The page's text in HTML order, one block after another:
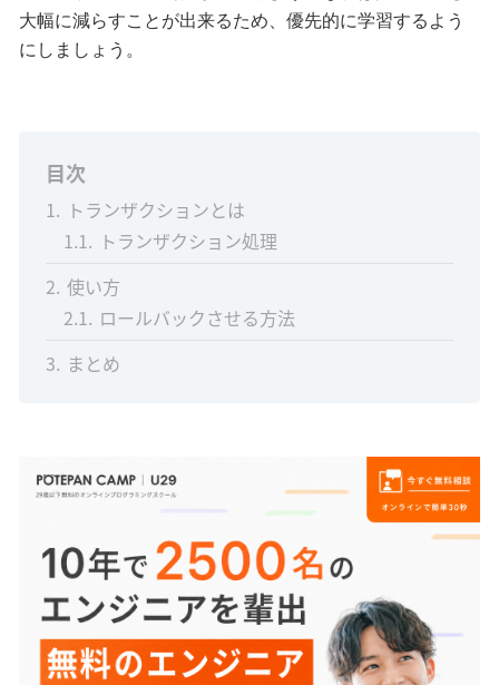
大幅に減らすことが出来るため、優先的に学習するよう
にしましょう。
目次
1
トランザクションとは
1.1
トランザクション処理
2 使い方
2.1 ロールバックさせる方法
3 まとめ